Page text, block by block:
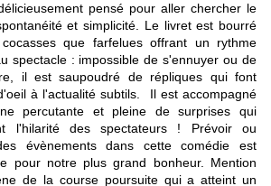
pensé pour aller chercher le
et simplicité. Le livret est bourré
que farfelues offrant un rythme
spectacle : impossible de s'ennuyer ou de
il est saupoudré de répliques qui font
à l'actualité subtils. Il est accompagné
percutante et pleine de surprises qui
l'hilarité des spectateurs ! Prévoir ou
évènements dans cette comédie est
pour notre plus grand bonheur. Mention
de la course poursuite qui a atteint un